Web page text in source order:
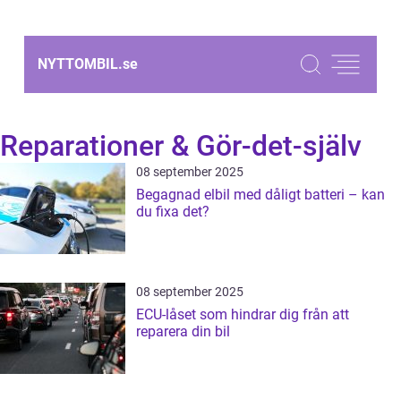
NYTTOMBIL.se
Reparationer & Gör-det-själv
08 september 2025
Begagnad elbil med dåligt batteri – kan
du fixa det?
08 september 2025
ECU-låset som hindrar dig från att
reparera din bil